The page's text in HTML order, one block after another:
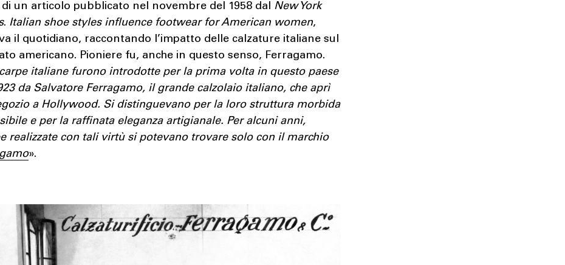
di un articolo pubblicato nel novembre del 1958 dal New York
. Italian shoe styles influence footwear for American women,
il quotidiano, raccontando l’impatto delle calzature italiane sul
americano. Pioniere fu, anche in questo senso, Ferragamo.
italiane furono introdotte per la prima volta in questo paese
da Salvatore Ferragamo, il grande calzolaio italiano, che aprì
a Hollywood. Si distinguevano per la loro struttura morbida
e per la raffinata eleganza artigianale. Per alcuni anni,
realizzate con tali virtù si potevano trovare solo con il marchio
».